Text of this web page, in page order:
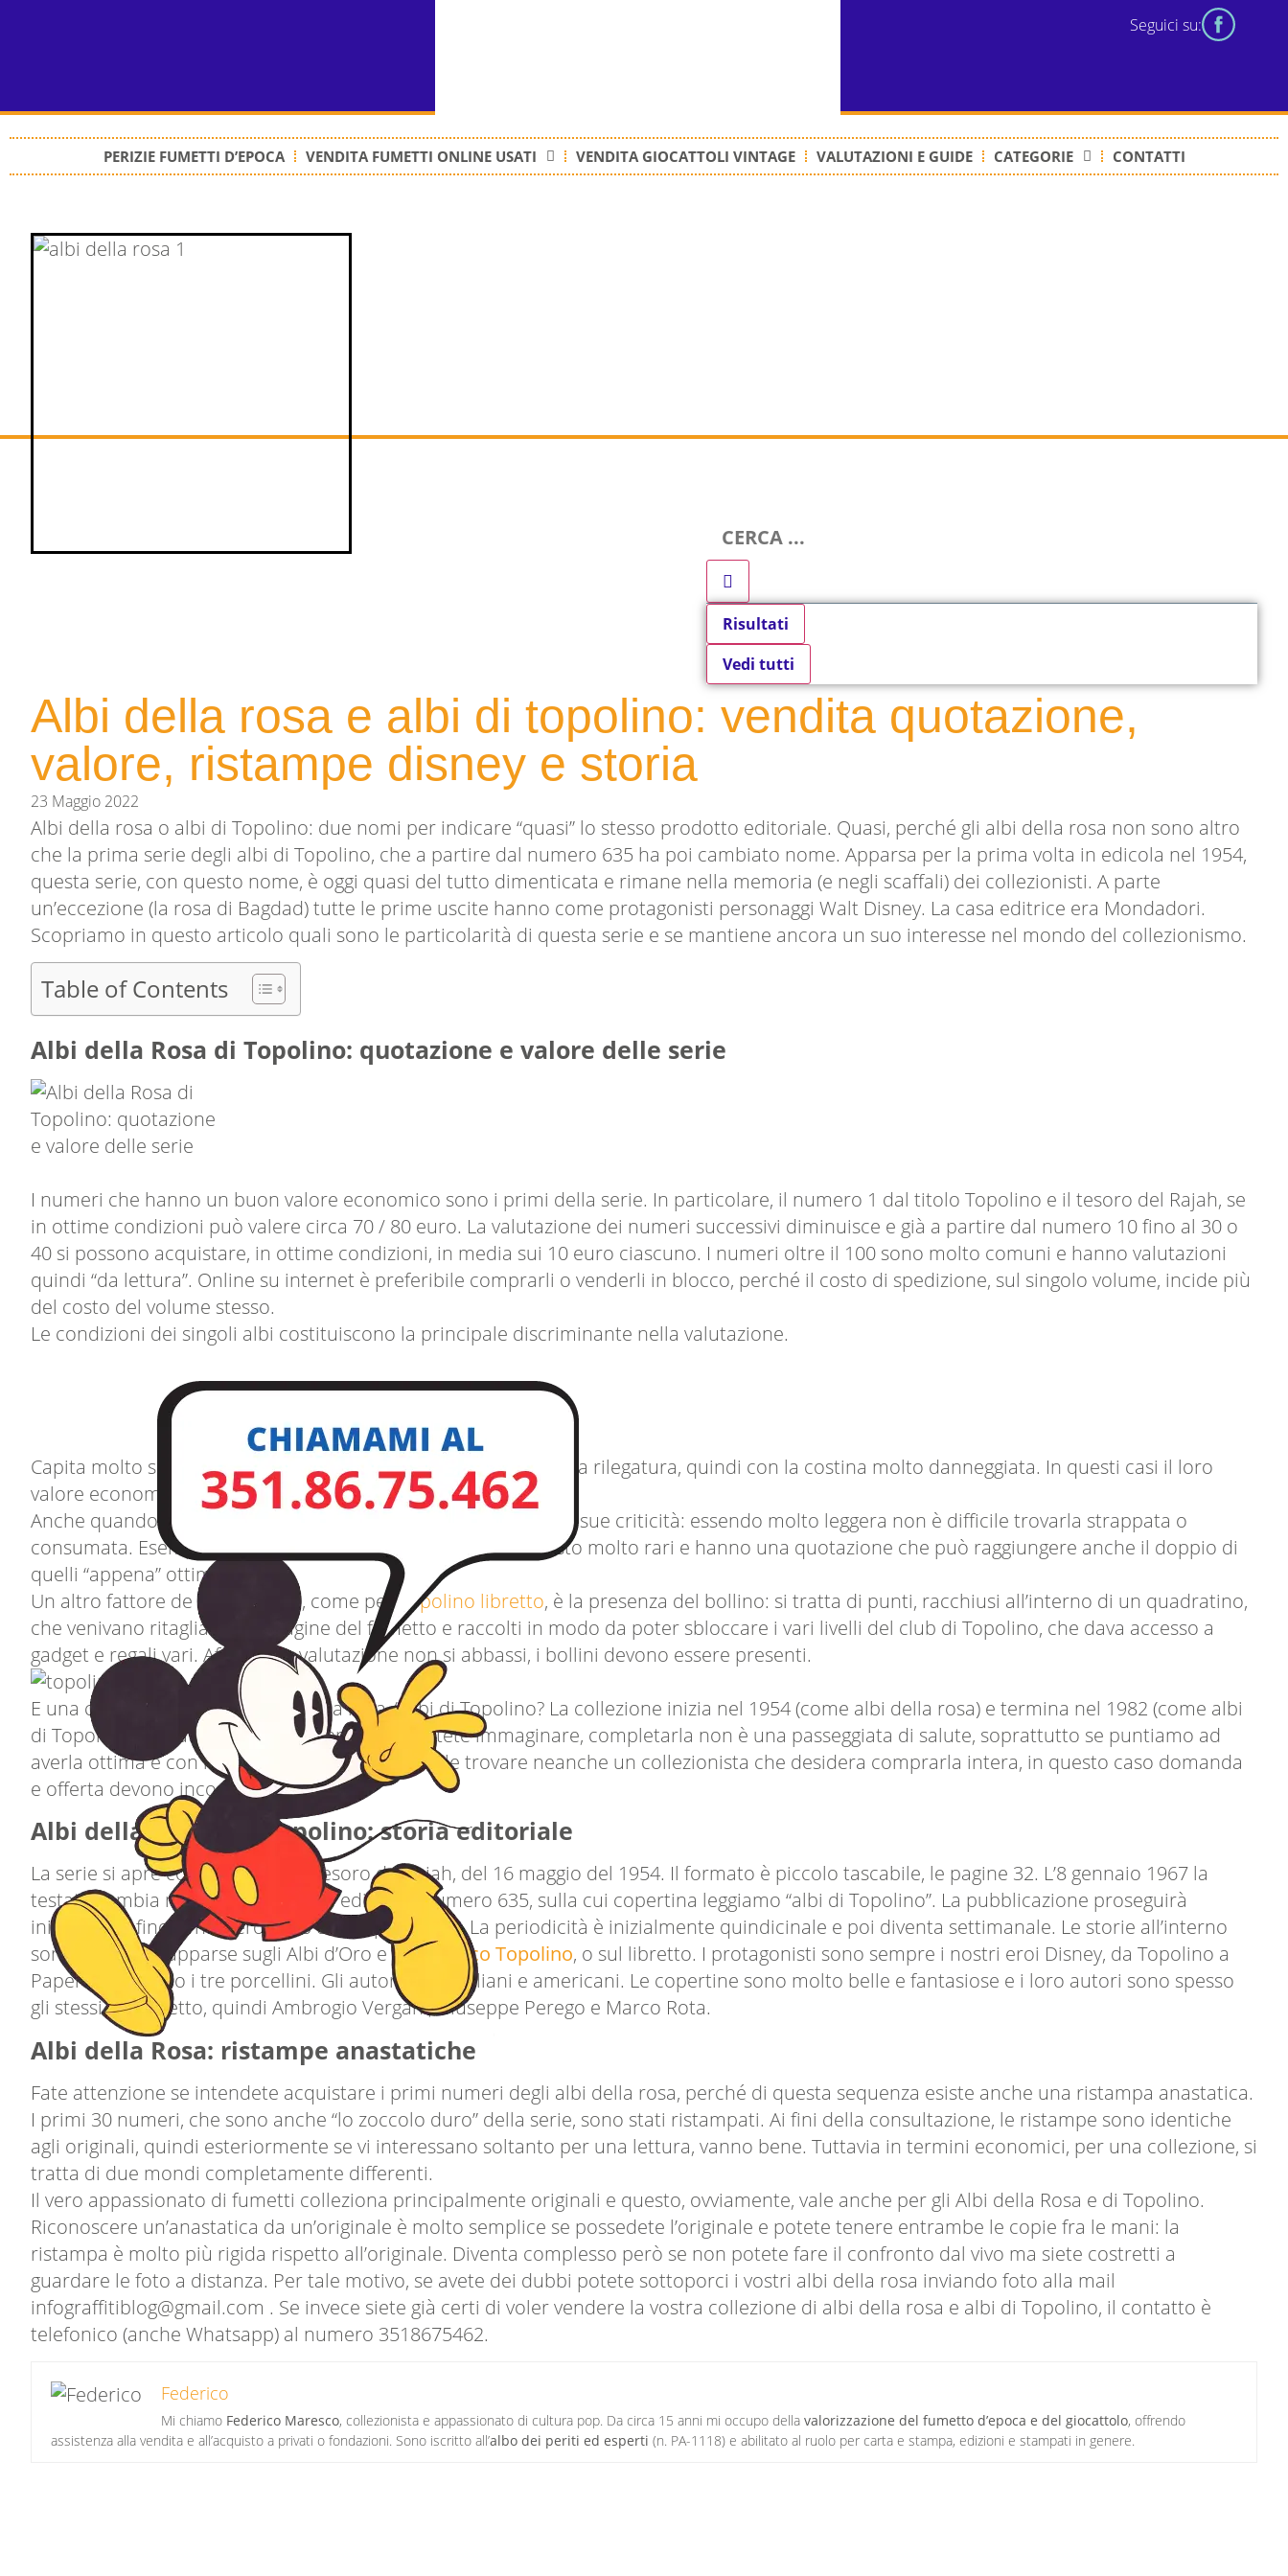
Seguici su:
PERIZIE FUMETTI D’EPOCA VENDITA FUMETTI ONLINE USATI VENDITA GIOCATTOLI VINTAGE VALUTAZIONI E GUIDE CATEGORIE CONTATTI
Risultati
Vedi tutti
Albi della rosa e albi di topolino: vendita quotazione,
valore, ristampe disney e storia
23 Maggio 2022
Albi della rosa o albi di Topolino: due nomi per indicare “quasi” lo stesso prodotto editoriale. Quasi, perché gli albi della rosa non sono altro
che la prima serie degli albi di Topolino, che a partire dal numero 635 ha poi cambiato nome. Apparsa per la prima volta in edicola nel 1954,
questa serie, con questo nome, è oggi quasi del tutto dimenticata e rimane nella memoria (e negli scaffali) dei collezionisti. A parte
un’eccezione (la rosa di Bagdad) tutte le prime uscite hanno come protagonisti personaggi Walt Disney. La casa editrice era Mondadori.
Scopriamo in questo articolo quali sono le particolarità di questa serie e se mantiene ancora un suo interesse nel mondo del collezionismo.
Table of Contents
Albi della Rosa di Topolino: quotazione e valore delle serie
I numeri che hanno un buon valore economico sono i primi della serie. In particolare, il numero 1 dal titolo Topolino e il tesoro del Rajah, se
in ottime condizioni può valere circa 70 / 80 euro. La valutazione dei numeri successivi diminuisce e già a partire dal numero 10 fino al 30 o
40 si possono acquistare, in ottime condizioni, in media sui 10 euro ciascuno. I numeri oltre il 100 sono molto comuni e hanno valutazioni
quindi “da lettura”. Online su internet è preferibile comprarli o venderli in blocco, perché il costo di spedizione, sul singolo volume, incide più
del costo del volume stesso.
Le condizioni dei singoli albi costituiscono la principale discriminante nella valutazione.
Capita molto spesso che questi volumetti si presentino rifilati da rilegatura, quindi con la costina molto danneggiata. In questi casi il loro
valore economico diventa praticamente nullo.
Anche quando non sono rifilati, la carta palesa sovente tutte le sue criticità: essendo molto leggera non è difficile trovarla strappata o
consumata. Esemplari in condizioni da edicola sono per questo molto rari e hanno una quotazione che può raggiungere anche il doppio di
quelli “appena” ottimi.
Un altro fattore de considerare, come perTopolino libretto, è la presenza del bollino: si tratta di punti, racchiusi all’interno di un quadratino,
che venivano ritagliati dalle pagine del fumetto e raccolti in modo da poter sbloccare i vari livelli del club di Topolino, che dava accesso a
gadget e regali vari. Affinché la valutazione non si abbassi, i bollini devono essere presenti.
E una collezione completa albi della rosa / albi di Topolino? La collezione inizia nel 1954 (come albi della rosa) e termina nel 1982 (come albi
di Topolino). Si tratta di 1430 numeri. Come potete immaginare, completarla non è una passeggiata di salute, soprattutto se puntiamo ad
averla ottima e con i bollini. Dato che non è facile trovare neanche un collezionista che desidera comprarla intera, in questo caso domanda
e offerta devono incontrarsi.
Albi della Rosa e di Topolino: storia editoriale
La serie si apre con Topolino e il tesoro del rajah, del 16 maggio del 1954. Il formato è piccolo tascabile, le pagine 32. L’8 gennaio 1967 la
testata cambia nome e compare in edicola il numero 635, sulla cui copertina leggiamo “albi di Topolino”. La pubblicazione proseguirà
ininterrotta fino al numero 1430 del 4 aprile 1982. La periodicità è inizialmente quindicinale e poi diventa settimanale. Le storie all’interno
sono quelle già apparse sugli Albi d’Oro eAlmanacco Topolino, o sul libretto. I protagonisti sono sempre i nostri eroi Disney, da Topolino a
Paperino, Pippo o i tre porcellini. Gli autori sono italiani e americani. Le copertine sono molto belle e fantasiose e i loro autori sono spesso
gli stessi del libretto, quindi Ambrogio Vergani, Giuseppe Perego e Marco Rota.
Albi della Rosa: ristampe anastatiche
Fate attenzione se intendete acquistare i primi numeri degli albi della rosa, perché di questa sequenza esiste anche una ristampa anastatica.
I primi 30 numeri, che sono anche “lo zoccolo duro” della serie, sono stati ristampati. Ai fini della consultazione, le ristampe sono identiche
agli originali, quindi esteriormente se vi interessano soltanto per una lettura, vanno bene. Tuttavia in termini economici, per una collezione, si
tratta di due mondi completamente differenti.
Il vero appassionato di fumetti colleziona principalmente originali e questo, ovviamente, vale anche per gli Albi della Rosa e di Topolino.
Riconoscere un’anastatica da un’originale è molto semplice se possedete l’originale e potete tenere entrambe le copie fra le mani: la
ristampa è molto più rigida rispetto all’originale. Diventa complesso però se non potete fare il confronto dal vivo ma siete costretti a
guardare le foto a distanza. Per tale motivo, se avete dei dubbi potete sottoporci i vostri albi della rosa inviando foto alla mail
infograffitiblog@gmail.com . Se invece siete già certi di voler vendere la vostra collezione di albi della rosa e albi di Topolino, il contatto è
telefonico (anche Whatsapp) al numero 3518675462.
Federico
Mi chiamo Federico Maresco, collezionista e appassionato di cultura pop. Da circa 15 anni mi occupo della valorizzazione del fumetto d’epoca e del giocattolo, offrendo
assistenza alla vendita e all’acquisto a privati o fondazioni. Sono iscritto all’albo dei periti ed esperti (n. PA-1118) e abilitato al ruolo per carta e stampa, edizioni e stampati in genere.